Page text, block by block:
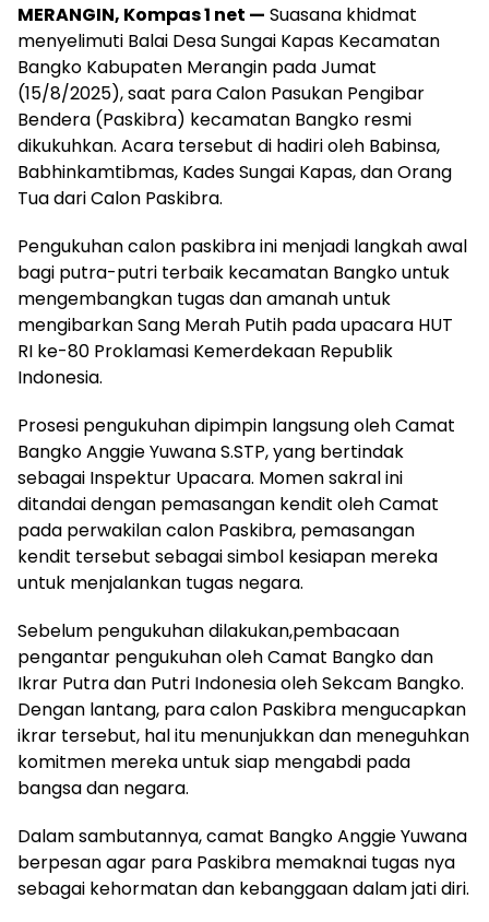
MERANGIN, Kompas 1 net — Suasana khidmat
menyelimuti Balai Desa Sungai Kapas Kecamatan
Bangko Kabupaten Merangin pada Jumat
(15/8/2025), saat para Calon Pasukan Pengibar
Bendera (Paskibra) kecamatan Bangko resmi
dikukuhkan. Acara tersebut di hadiri oleh Babinsa,
Babhinkamtibmas, Kades Sungai Kapas, dan Orang
Tua dari Calon Paskibra.
Pengukuhan calon paskibra ini menjadi langkah awal
bagi putra-putri terbaik kecamatan Bangko untuk
mengembangkan tugas dan amanah untuk
mengibarkan Sang Merah Putih pada upacara HUT
RI ke-80 Proklamasi Kemerdekaan Republik
Indonesia.
Prosesi pengukuhan dipimpin langsung oleh Camat
Bangko Anggie Yuwana S.STP, yang bertindak
sebagai Inspektur Upacara. Momen sakral ini
ditandai dengan pemasangan kendit oleh Camat
pada perwakilan calon Paskibra, pemasangan
kendit tersebut sebagai simbol kesiapan mereka
untuk menjalankan tugas negara.
Sebelum pengukuhan dilakukan,pembacaan
pengantar pengukuhan oleh Camat Bangko dan
Ikrar Putra dan Putri Indonesia oleh Sekcam Bangko.
Dengan lantang, para calon Paskibra mengucapkan
ikrar tersebut, hal itu menunjukkan dan meneguhkan
komitmen mereka untuk siap mengabdi pada
bangsa dan negara.
Dalam sambutannya, camat Bangko Anggie Yuwana
berpesan agar para Paskibra memaknai tugas nya
sebagai kehormatan dan kebanggaan dalam jati diri.